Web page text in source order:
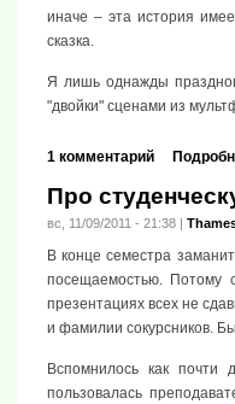
иначе – эта история
сказка.
Я лишь однажды
"двойки" сценами из
1 комментарий
Про
вс, 11/09/2011 - 21:38 |
В конце семестра
посещаемостью. Потому
презентациях всех не
и фамилии сокурсников.
Вспомнилось как почти
пользовалась